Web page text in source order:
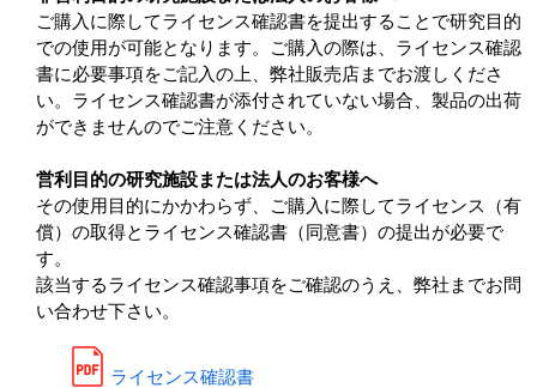
ご購入に際してライセンス確認書を提出することで研究目的
での使用が可能となります。ご購入の際は、ライセンス確認
書に必要事項をご記入の上、弊社販売店までお渡しくださ
い。ライセンス確認書が添付されていない場合、製品の出荷
ができませんのでご注意ください。
営利目的の研究施設または法人のお客様へ
その使用目的にかかわらず、ご購入に際してライセンス（有
償）の取得とライセンス確認書（同意書）の提出が必要で
す。
該当するライセンス確認事項をご確認のうえ、弊社までお問
い合わせ下さい。
ライセンス確認書